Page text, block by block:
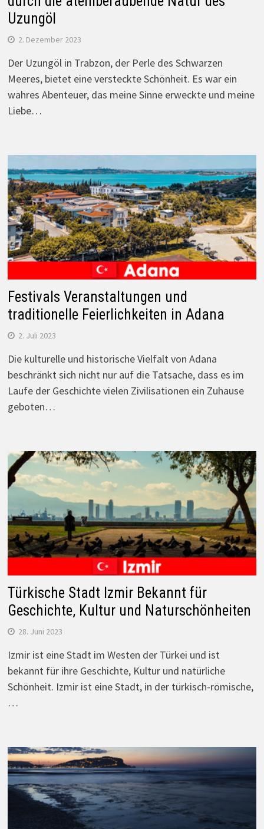
Uzungöl
2. Dezember 2023
Der Uzungöl in Trabzon, der Perle des Schwarzen
Meeres, bietet eine versteckte Schönheit. Es war ein
wahres Abenteuer, das meine Sinne erweckte und meine
Liebe…
Festivals Veranstaltungen und
traditionelle Feierlichkeiten in Adana
2. Juli 2023
Die kulturelle und historische Vielfalt von Adana
beschränkt sich nicht nur auf die Tatsache, dass es im
Laufe der Geschichte vielen Zivilisationen ein Zuhause
geboten…
Türkische Stadt Izmir Bekannt für
Geschichte, Kultur und Naturschönheiten
28. Juni 2023
Izmir ist eine Stadt im Westen der Türkei und ist
bekannt für ihre Geschichte, Kultur und natürliche
Schönheit. Izmir ist eine Stadt, in der türkisch-römische,
…